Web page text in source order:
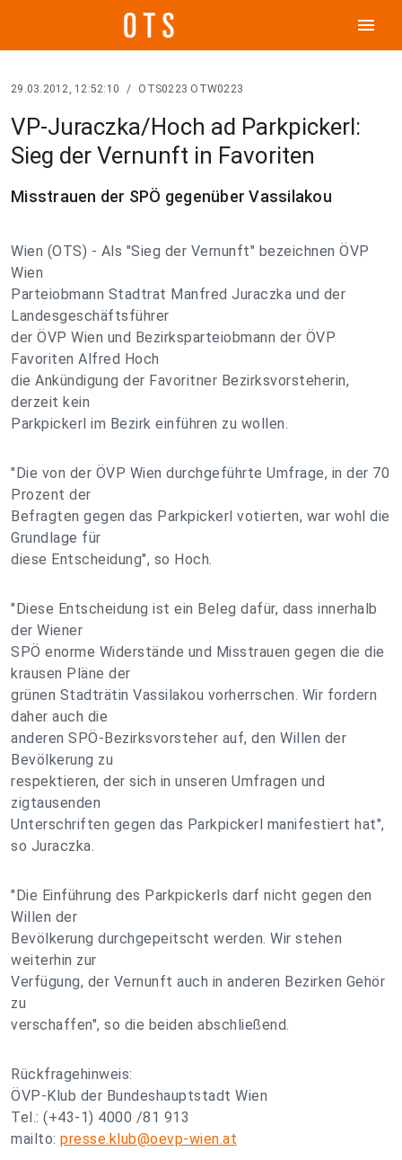
menu
29.03.2012, 12:52:10 / OTS0223 OTW0223
VP-Juraczka/Hoch ad Parkpickerl:
Sieg der Vernunft in Favoriten
Misstrauen der SPÖ gegenüber Vassilakou
Wien (OTS) - Als "Sieg der Vernunft" bezeichnen ÖVP
Wien
Parteiobmann Stadtrat Manfred Juraczka und der
Landesgeschäftsführer
der ÖVP Wien und Bezirksparteiobmann der ÖVP
Favoriten Alfred Hoch
die Ankündigung der Favoritner Bezirksvorsteherin,
derzeit kein
Parkpickerl im Bezirk einführen zu wollen.
"Die von der ÖVP Wien durchgeführte Umfrage, in der 70
Prozent der
Befragten gegen das Parkpickerl votierten, war wohl die
Grundlage für
diese Entscheidung", so Hoch.
"Diese Entscheidung ist ein Beleg dafür, dass innerhalb
der Wiener
SPÖ enorme Widerstände und Misstrauen gegen die die
krausen Pläne der
grünen Stadträtin Vassilakou vorherrschen. Wir fordern
daher auch die
anderen SPÖ-Bezirksvorsteher auf, den Willen der
Bevölkerung zu
respektieren, der sich in unseren Umfragen und
zigtausenden
Unterschriften gegen das Parkpickerl manifestiert hat",
so Juraczka.
"Die Einführung des Parkpickerls darf nicht gegen den
Willen der
Bevölkerung durchgepeitscht werden. Wir stehen
weiterhin zur
Verfügung, der Vernunft auch in anderen Bezirken Gehör
zu
verschaffen", so die beiden abschließend.
Rückfragehinweis:
ÖVP-Klub der Bundeshauptstadt Wien
Tel.: (+43-1) 4000 /81 913
mailto: presse.klub@oevp-wien.at